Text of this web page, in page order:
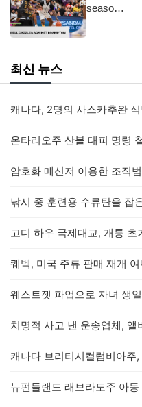
seaso…
최신 뉴스
낚시 중 훈련용 수류탄을 잡
퀘벡, 미국 주류 판매 재개
치명적 사고 낸 운송업체, 앨